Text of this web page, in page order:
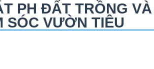
PH ĐẤT TRỒNG VÀ
SÓC VƯỜN TIÊU